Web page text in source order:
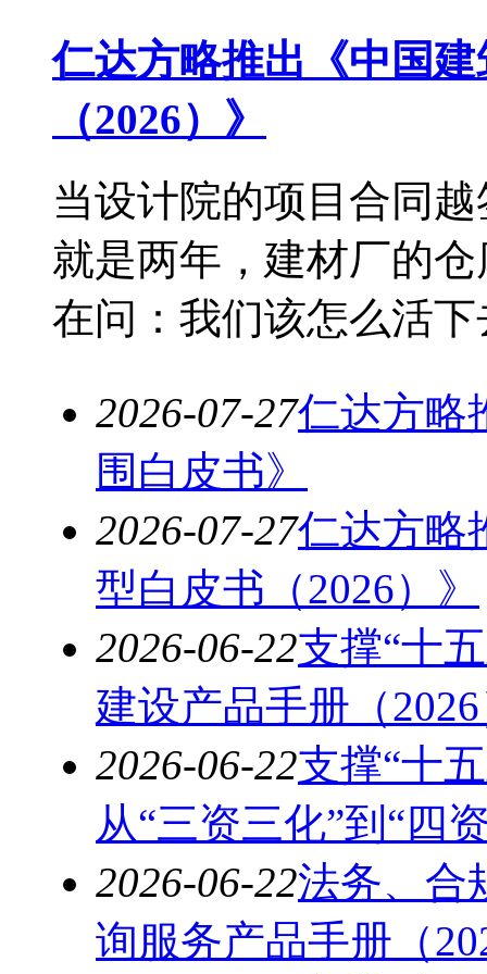
仁达方略推出《中国
（2026）》
当设计院的项目合同
就是两年，建材厂的
在问：我们该怎么活
2026-07-27仁达方略
围白皮书》
2026-07-27仁达方略
型白皮书（2026）》
2026-06-22支撑“十
建设产品手册（
2026-06-22支撑“十
从“三资三化”到“四
2026-06-22法务、合
询服务产品手册（